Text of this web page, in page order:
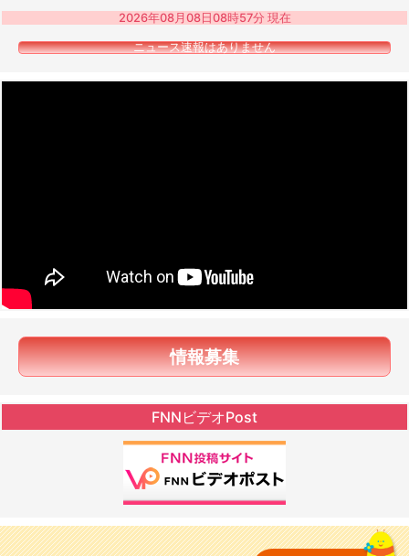
2026年08月08日08時57分 現在
ニュース速報はありません
情報募集
FNNビデオPost